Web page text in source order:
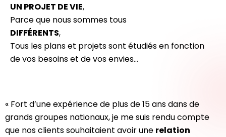
UN PROJET DE VIE,
Parce que nous sommes tous
DIFFÉRENTS,
Tous les plans et projets sont étudiés en fonction
de vos besoins et de vos envies…
« Fort d’une expérience de plus de 15 ans dans de
grands groupes nationaux, je me suis rendu compte
que nos clients souhaitaient avoir une relation